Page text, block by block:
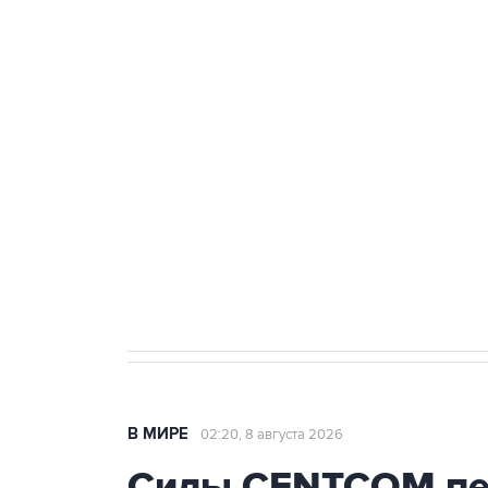
В МИРЕ 02:20, 8 августа 2026